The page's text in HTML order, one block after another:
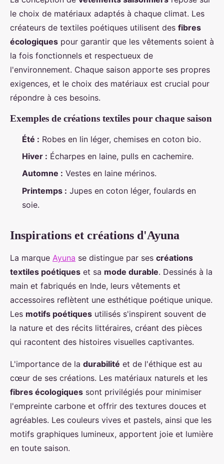
le choix de matériaux adaptés à chaque climat. Les
créateurs de textiles poétiques utilisent des fibres
écologiques pour garantir que les vêtements soient à
la fois fonctionnels et respectueux de
l'environnement. Chaque saison apporte ses propres
exigences, et le choix des matériaux est crucial pour
répondre à ces besoins.
Exemples de créations textiles pour chaque saison
Été : Robes en lin léger, chemises en coton bio.
Hiver : Écharpes en laine, pulls en cachemire.
Automne : Vestes en laine mérinos.
Printemps : Jupes en coton léger, foulards en
soie.
Inspirations et créations d'Ayuna
La marque Ayuna se distingue par ses créations
textiles poétiques et sa mode durable. Dessinés à la
main et fabriqués en Inde, leurs vêtements et
accessoires reflètent une esthétique poétique unique.
Les motifs poétiques utilisés s'inspirent souvent de
la nature et des récits littéraires, créant des pièces
qui racontent des histoires visuelles captivantes.
L'importance de la durabilité et de l'éthique est au
cœur de ses créations. Les matériaux naturels et les
fibres écologiques sont privilégiés pour minimiser
l'empreinte carbone et offrir des textures douces et
agréables. Les couleurs vives et pastels, ainsi que les
motifs graphiques lumineux, apportent joie et lumière
en toute saison.